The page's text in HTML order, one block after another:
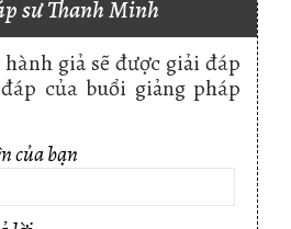
sư Thanh Minh
giả sẽ được giải đáp
của buổi giảng pháp
của bạn